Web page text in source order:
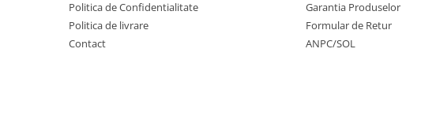
Politica de Confidentialitate
Politica de livrare
Contact
Garantia Produselor
Formular de Retur
ANPC/SOL